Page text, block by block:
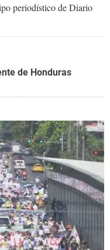
periodístico de Diario
de Honduras